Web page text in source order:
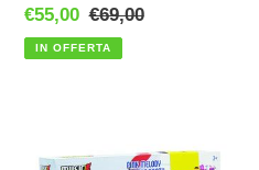
Prezzo
scontato
€55,00 Prezzo
di
€69,00
IN OFFERTA
Rosa